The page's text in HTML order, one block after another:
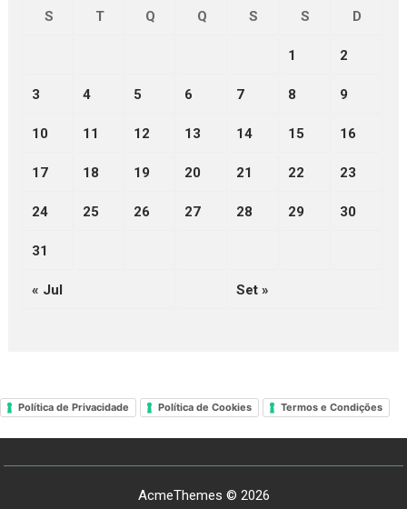
S
T Q Q S S D
1 2
3 4 5 6 7 8 9
10 11 12 13 14 15 16
17 18 19 20 21 22 23
24 25 26 27 28 29 30
31
« Jul Set »
Política de Privacidade Política de Cookies Termos e Condições
AcmeThemes © 2026